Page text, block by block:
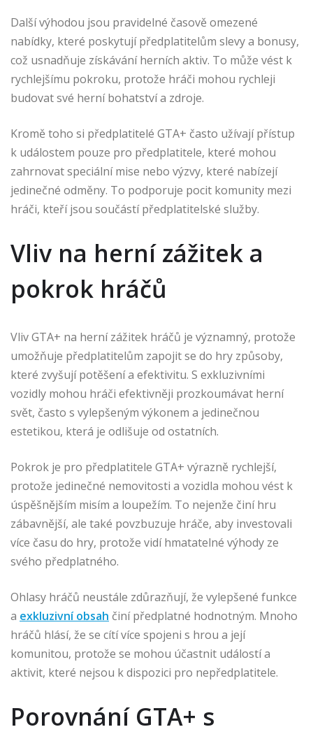
Další výhodou jsou pravidelné časově omezené
nabídky, které poskytují předplatitelům slevy a bonusy,
což usnadňuje získávání herních aktiv. To může vést k
rychlejšímu pokroku, protože hráči mohou rychleji
budovat své herní bohatství a zdroje.
Kromě toho si předplatitelé GTA+ často užívají přístup
k událostem pouze pro předplatitele, které mohou
zahrnovat speciální mise nebo výzvy, které nabízejí
jedinečné odměny. To podporuje pocit komunity mezi
hráči, kteří jsou součástí předplatitelské služby.
Vliv na herní zážitek a
pokrok hráčů
Vliv GTA+ na herní zážitek hráčů je významný, protože
umožňuje předplatitelům zapojit se do hry způsoby,
které zvyšují potěšení a efektivitu. S exkluzivními
vozidly mohou hráči efektivněji prozkoumávat herní
svět, často s vylepšeným výkonem a jedinečnou
estetikou, která je odlišuje od ostatních.
Pokrok je pro předplatitele GTA+ výrazně rychlejší,
protože jedinečné nemovitosti a vozidla mohou vést k
úspěšnějším misím a loupežím. To nejenže činí hru
zábavnější, ale také povzbuzuje hráče, aby investovali
více času do hry, protože vidí hmatatelné výhody ze
svého předplatného.
Ohlasy hráčů neustále zdůrazňují, že vylepšené funkce
a exkluzivní obsah činí předplatné hodnotným. Mnoho
hráčů hlásí, že se cítí více spojeni s hrou a její
komunitou, protože se mohou účastnit událostí a
aktivit, které nejsou k dispozici pro nepředplatitele.
Porovnání GTA+ s